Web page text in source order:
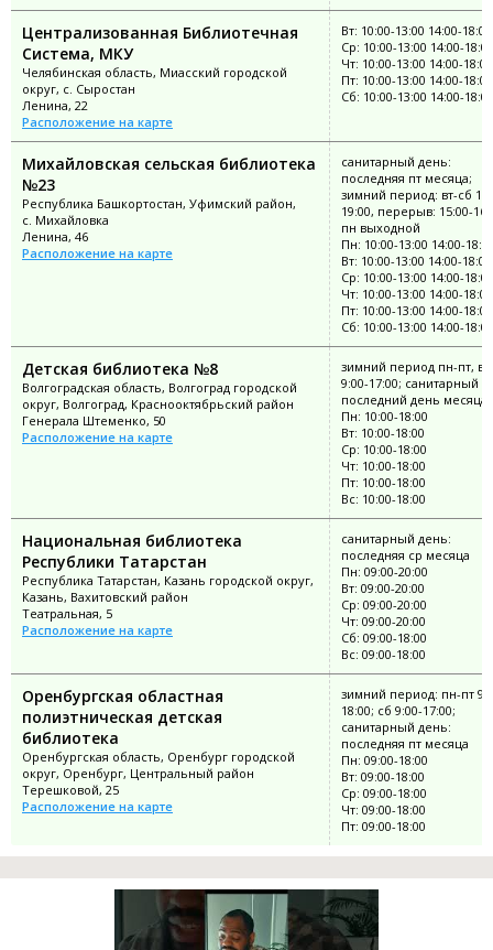
Централизованная Библиотечная
Система, МКУ
Челябинская область, Миасский городской
округ, с. Сыростан
Ленина, 22
Расположение на карте
Вт: 10:00-13:00 14:00-18:00
Ср: 10:00-13:00 14:00-18:00
Чт: 10:00-13:00 14:00-18:00
Пт: 10:00-13:00 14:00-18:00
Сб: 10:00-13:00 14:00-18:00
Михайловская сельская библиотека
№23
Республика Башкортостан, Уфимский район,
с. Михайловка
Ленина, 46
Расположение на карте
санитарный день:
последняя пт месяца;
зимний период: вт-сб
19:00, перерыв: 15:00-
пн выходной
Пн: 10:00-13:00 14:00-
Вт: 10:00-13:00 14:00-18:00
Ср: 10:00-13:00 14:00-18:00
Чт: 10:00-13:00 14:00-18:00
Пт: 10:00-13:00 14:00-18:00
Сб: 10:00-13:00 14:00-18:00
Детская библиотека №8
Волгоградская область, Волгоград городской
округ, Волгоград, Краснооктябрьский район
Генерала Штеменко, 50
Расположение на карте
зимний период пн-пт, вс
9:00-17:00; санитарный
последний день месяца
Пн: 10:00-18:00
Вт: 10:00-18:00
Ср: 10:00-18:00
Чт: 10:00-18:00
Пт: 10:00-18:00
Вс: 10:00-18:00
Национальная библиотека
Республики Татарстан
Республика Татарстан, Казань городской округ,
Казань, Вахитовский район
Театральная, 5
Расположение на карте
санитарный день:
последняя ср месяца
Пн: 09:00-20:00
Вт: 09:00-20:00
Ср: 09:00-20:00
Чт: 09:00-20:00
Сб: 09:00-18:00
Вс: 09:00-18:00
Оренбургская областная
полиэтническая детская
библиотека
Оренбургская область, Оренбург городской
округ, Оренбург, Центральный район
Терешковой, 25
Расположение на карте
зимний период: пн-пт
18:00; сб 9:00-17:00;
санитарный день:
последняя пт месяца
Пн: 09:00-18:00
Вт: 09:00-18:00
Ср: 09:00-18:00
Чт: 09:00-18:00
Пт: 09:00-18:00